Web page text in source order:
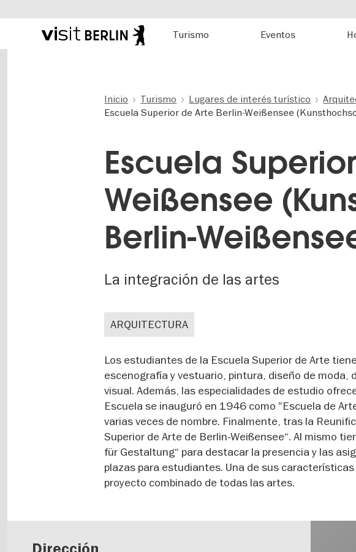
Portal
Turismo
Eventos
Inicio Turismo Lugares de interés turístico
Escuela Superior de Arte Berlin-Weißensee
Escuela
Weißensee
Berlin-
La integración de las artes
ARQUITECTURA
Los estudiantes de la Escuela Superior de Arte
escenografía y vestuario, pintura, diseño de moda,
visual. Además, las especialidades de estudio
Escuela se inauguró en 1946 como "Escuela de
varias veces de nombre. Finalmente, tras la
Superior de Arte de Berlin-Weißensee“. Al mismo
für Gestaltung“ para destacar la presencia y las
plazas para estudiantes. Una de sus
proyecto combinado de todas las artes.